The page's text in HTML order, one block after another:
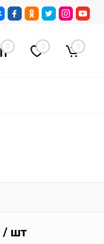
0 0 0
/ шт